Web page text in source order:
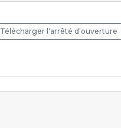
Télécharger l'arrêté d'ouverture